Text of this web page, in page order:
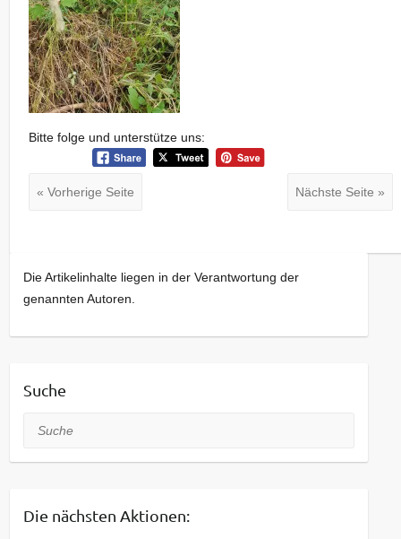
Bitte folge und unterstütze uns:
« Vorherige Seite Nächste Seite »
Die Artikelinhalte liegen in der Verantwortung der
genannten Autoren.
Suche
Suche
Die nächsten Aktionen: